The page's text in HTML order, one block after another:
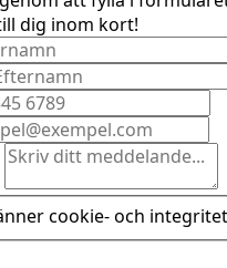
dig inom kort!
cookie- och